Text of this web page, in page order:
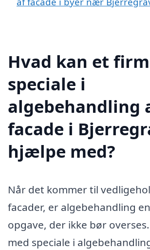
Hvad kan et
speciale i
algebehandling
facade i
hjælpe med?
Når det kommer til
facader, er algebehandling
opgave, der ikke bør
med speciale i